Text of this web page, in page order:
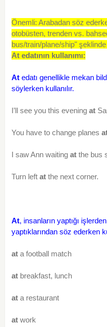
Önemli: Arabadan söz
otobüsten, trenden vs.
bus/train/plane/ship"
At edatının kullanımı:
At edatı genellikle mekan
söylerken kullanılır.
I’ll see you this evening at
You have to change planes
I saw Ann waiting atthe bus
Turn left atthe next corner.
At, insanların yaptığı
yaptıklarından söz ederken
at a football match
at breakfast, lunch
at a restaurant
at work